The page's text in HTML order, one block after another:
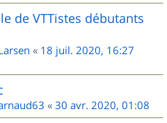
de VTTistes débutants
« 18 juil. 2020, 16:27
« 30 avr. 2020, 01:08